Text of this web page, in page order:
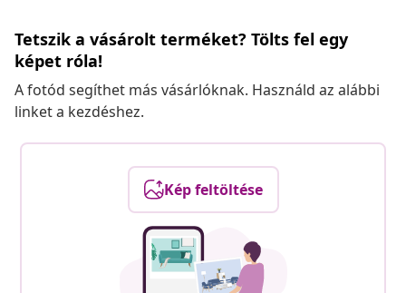
Tetszik a vásárolt terméket? Tölts fel egy
képet róla!
A fotód segíthet más vásárlóknak. Használd az alábbi
linket a kezdéshez.
Kép feltöltése